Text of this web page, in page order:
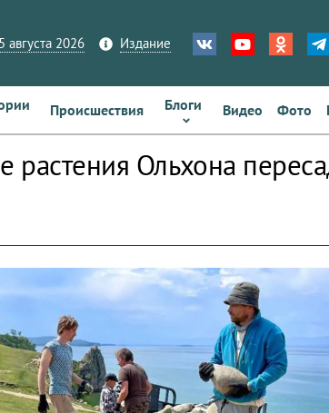
августа 2026 Издание
Происшествия Блоги Видео Фото
Ольхона